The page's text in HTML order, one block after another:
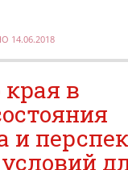
14.06.2018
в
и